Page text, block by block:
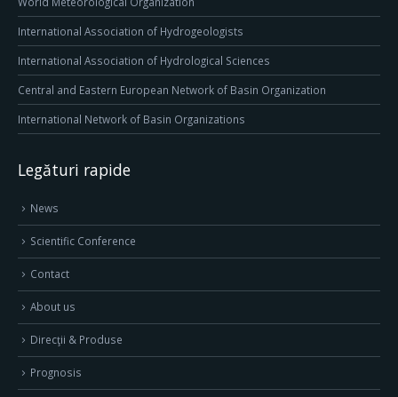
International Association of Hydrogeologists
International Association of Hydrological Sciences
Central and Eastern European Network of Basin Organization
International Network of Basin Organizations
Legături rapide
News
Scientific Conference
Contact
About us
Direcţii & Produse
Prognosis